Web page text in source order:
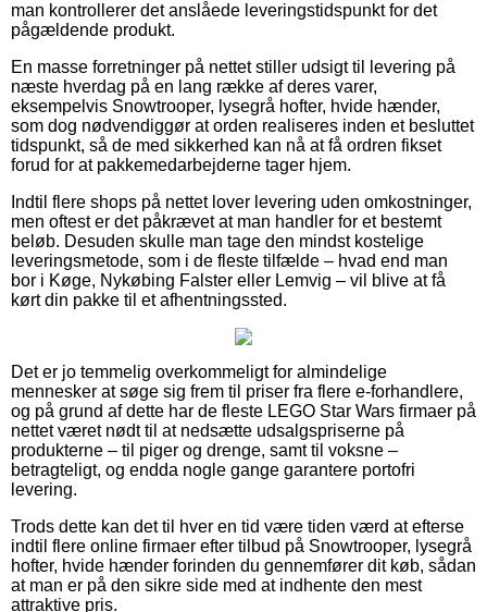
man kontrollerer det anslåede leveringstidspunkt for det
pågældende produkt.
En masse forretninger på nettet stiller udsigt til levering på
næste hverdag på en lang række af deres varer,
eksempelvis Snowtrooper, lysegrå hofter, hvide hænder,
som dog nødvendiggør at orden realiseres inden et besluttet
tidspunkt, så de med sikkerhed kan nå at få ordren fikset
forud for at pakkemedarbejderne tager hjem.
Indtil flere shops på nettet lover levering uden omkostninger,
men oftest er det påkrævet at man handler for et bestemt
beløb. Desuden skulle man tage den mindst kostelige
leveringsmetode, som i de fleste tilfælde – hvad end man
bor i Køge, Nykøbing Falster eller Lemvig – vil blive at få
kørt din pakke til et afhentningssted.
Det er jo temmelig overkommeligt for almindelige
mennesker at søge sig frem til priser fra flere e-forhandlere,
og på grund af dette har de fleste LEGO Star Wars firmaer på
nettet været nødt til at nedsætte udsalgspriserne på
produkterne – til piger og drenge, samt til voksne –
betragteligt, og endda nogle gange garantere portofri
levering.
Trods dette kan det til hver en tid være tiden værd at efterse
indtil flere online firmaer efter tilbud på Snowtrooper, lysegrå
hofter, hvide hænder forinden du gennemfører dit køb, sådan
at man er på den sikre side med at indhente den mest
attraktive pris.